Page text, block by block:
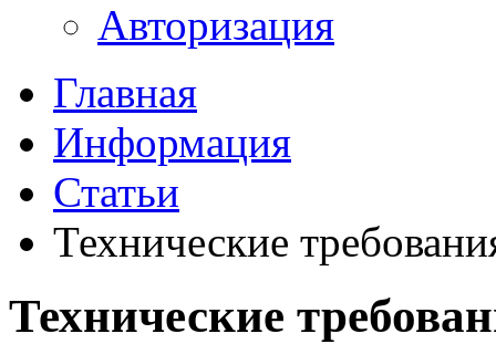
Авторизация
Главная
Информация
Статьи
Технические
Технические